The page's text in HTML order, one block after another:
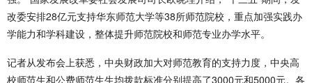
改委安排28亿元支持华东师范大学等38所师范院校，重点加强实践办
学能力和学科建设，整体提升师范院校和师范专业办学水平。
记者从发布会上获悉，中央财政加大对师范教育的支持力度，中央高
校师范生和公费师范生生均拨款标准分别提高了3000元和5000元。各